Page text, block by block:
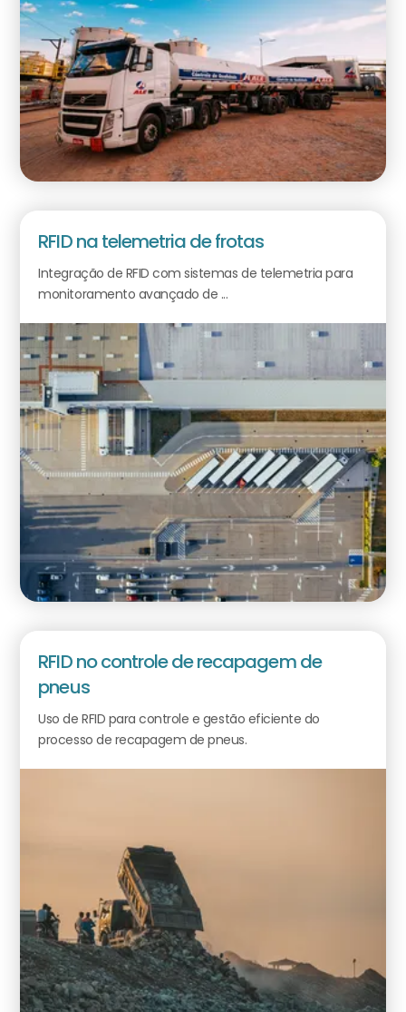
RFID na telemetria de frotas
Integração de RFID com sistemas de telemetria para
monitoramento avançado de ...
RFID no controle de recapagem de
pneus
Uso de RFID para controle e gestão eficiente do
processo de recapagem de pneus.